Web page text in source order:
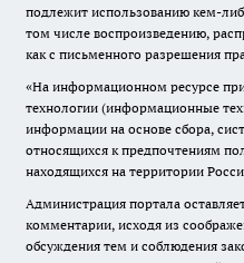
подлежит использованию кем-
том числе воспроизведению,
как с письменного разрешения
«На информационном ресурсе
технологии (информационные
информации на основе сбора,
относящихся к предпочтениям
находящихся на территории
Администрация портала
комментарии, исходя из
обсуждения тем и соблюдения